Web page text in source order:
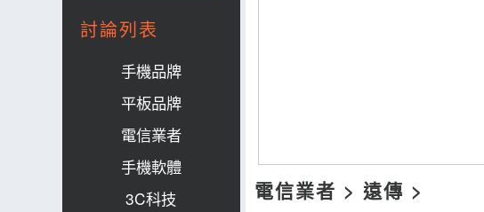
討論列表
手機品牌
平板品牌
電信業者
手機軟體
3C科技
電信業者 > 遠傳 >